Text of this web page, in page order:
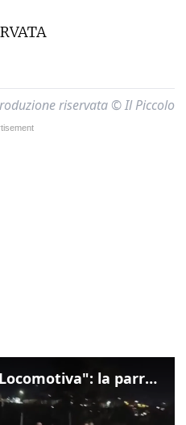
riservata © Il Piccolo
Marghera canta "La Locomotiva": la parrocchia della Cita ricorda Guccini